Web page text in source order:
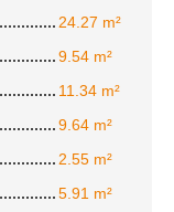
24.27 m²
9.54 m²
11.34 m²
9.64 m²
2.55 m²
5.91 m²